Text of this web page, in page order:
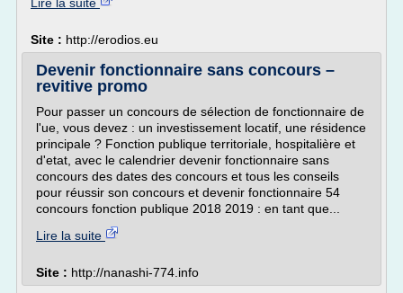
Site : http://erodios.eu
Devenir fonctionnaire sans concours –
revitive promo
Pour passer un concours de sélection de fonctionnaire de
l'ue, vous devez : un investissement locatif, une résidence
principale ? Fonction publique territoriale, hospitalière et
d'etat, avec le calendrier devenir fonctionnaire sans
concours des dates des concours et tous les conseils
pour réussir son concours et devenir fonctionnaire 54
concours fonction publique 2018 2019 : en tant que...
Lire la suite
Site : http://nanashi-774.info